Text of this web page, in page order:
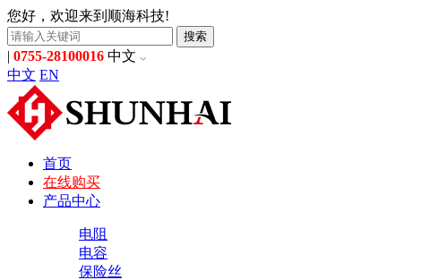
您好，欢迎来到顺海科技!
搜索
| 0755-28100016 中文
中文 EN
首页
在线购买
产品中心
电阻
电容
保险丝